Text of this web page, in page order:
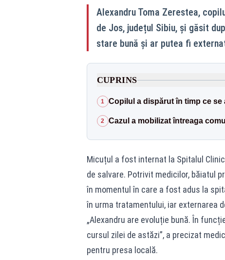
Alexandru Toma Zerestea,
de Jos, județul Sibiu, și găsit
stare bună și ar putea fi
CUPRINS
1 Copilul a dispărut în timp ce se
2 Cazul a mobilizat întreaga
Micuțul a fost internat la Spitalul
de salvare. Potrivit medicilor, băiatul
în momentul în care a fost adus la
în urma tratamentului, iar externarea
„Alexandru are evoluție bună. În
cursul zilei de astăzi”, a precizat
pentru presa locală.